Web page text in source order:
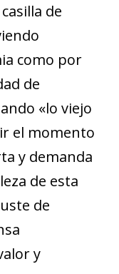
de
como por
de
«lo viejo
el momento
y demanda
de esta
de
y